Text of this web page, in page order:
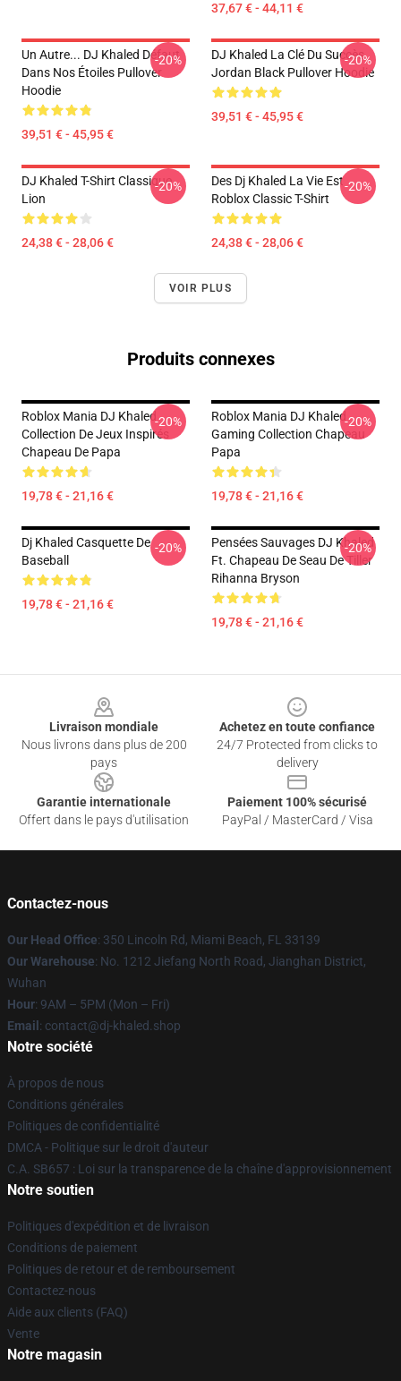
37,67 € - 44,11 €
Un Autre... DJ Khaled Défaut
Dans Nos Étoiles Pullover
Hoodie
39,51 € - 45,95 €
-20%
DJ Khaled La Clé Du Succès
Jordan Black Pullover Hoodie
39,51 € - 45,95 €
-20%
DJ Khaled T-Shirt Classique
Lion
24,38 € - 28,06 €
-20%
Des Dj Khaled La Vie Est
Roblox Classic T-Shirt
24,38 € - 28,06 €
-20%
VOIR PLUS
Produits connexes
Roblox Mania DJ Khaled
Collection De Jeux Inspirés
Chapeau De Papa
19,78 € - 21,16 €
-20%
Roblox Mania DJ Khaled
Gaming Collection Chapeau
Papa
19,78 € - 21,16 €
-20%
Dj Khaled Casquette De
Baseball
19,78 € - 21,16 €
-20%
Pensées Sauvages DJ Khaled
Ft. Chapeau De Seau De Tiller
Rihanna Bryson
19,78 € - 21,16 €
-20%
Livraison mondiale
Nous livrons dans plus de 200
pays
Achetez en toute confiance
24/7 Protected from clicks to
delivery
Garantie internationale
Offert dans le pays d'utilisation
Paiement 100% sécurisé
PayPal / MasterCard / Visa
Contactez-nous
Our Head Office: 350 Lincoln Rd, Miami Beach, FL 33139
Our Warehouse: No. 1212 Jiefang North Road, Jianghan District,
Wuhan
Hour: 9AM – 5PM (Mon – Fri)
Email : contact@dj-khaled.shop
Notre société
À propos de nous
Conditions générales
Politiques de confidentialité
DMCA - Politique sur le droit d'auteur
C.A. SB657 : Loi sur la transparence de la chaîne d'approvisionnement
Notre soutien
Politiques d'expédition et de livraison
Conditions de paiement
Politiques de retour et de remboursement
Contactez-nous
Aide aux clients (FAQ)
Vente
Notre magasin